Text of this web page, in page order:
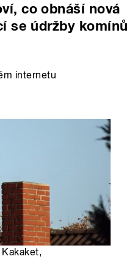
co obnáší nová
se údržby komínů
internetu